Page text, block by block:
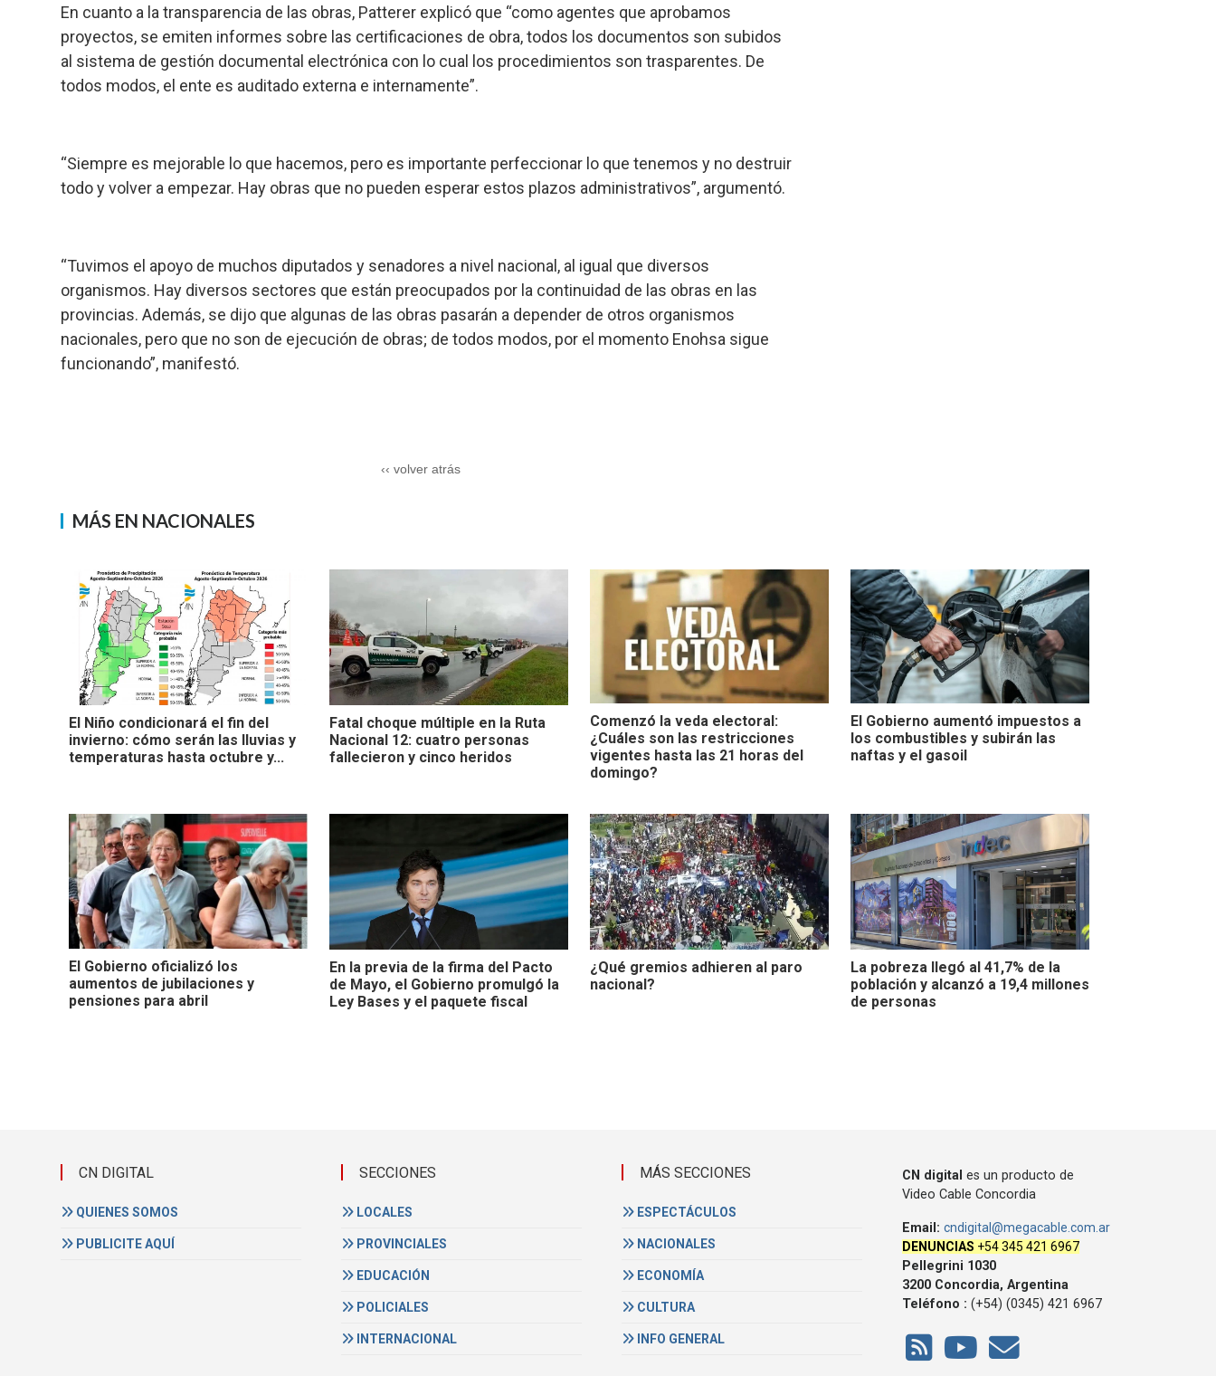
En cuanto a la transparencia de las obras, Patterer explicó que “como agentes que aprobamos
proyectos, se emiten informes sobre las certificaciones de obra, todos los documentos son subidos
al sistema de gestión documental electrónica con lo cual los procedimientos son trasparentes. De
todos modos, el ente es auditado externa e internamente”.
“Siempre es mejorable lo que hacemos, pero es importante perfeccionar lo que tenemos y no destruir
todo y volver a empezar. Hay obras que no pueden esperar estos plazos administrativos”, argumentó.
“Tuvimos el apoyo de muchos diputados y senadores a nivel nacional, al igual que diversos
organismos. Hay diversos sectores que están preocupados por la continuidad de las obras en las
provincias. Además, se dijo que algunas de las obras pasarán a depender de otros organismos
nacionales, pero que no son de ejecución de obras; de todos modos, por el momento Enohsa sigue
funcionando”, manifestó.
‹‹ volver atrás
MÁS EN NACIONALES
El Niño condicionará el fin del
invierno: cómo serán las lluvias y
temperaturas hasta octubre y...
Fatal choque múltiple en la Ruta
Nacional 12: cuatro personas
fallecieron y cinco heridos
Comenzó la veda electoral:
¿Cuáles son las restricciones
vigentes hasta las 21 horas del
domingo?
El Gobierno aumentó impuestos a
los combustibles y subirán las
naftas y el gasoil
El Gobierno oficializó los
aumentos de jubilaciones y
pensiones para abril
En la previa de la firma del Pacto
de Mayo, el Gobierno promulgó la
Ley Bases y el paquete fiscal
¿Qué gremios adhieren al paro
nacional?
La pobreza llegó al 41,7% de la
población y alcanzó a 19,4 millones
de personas
CN DIGITAL
QUIENES SOMOS
PUBLICITE AQUÍ
SECCIONES
LOCALES
PROVINCIALES
EDUCACIÓN
POLICIALES
INTERNACIONAL
MÁS SECCIONES
ESPECTÁCULOS
NACIONALES
ECONOMÍA
CULTURA
INFO GENERAL
CN digital es un producto de
Video Cable Concordia
Email: cndigital@megacable.com.ar
DENUNCIAS +54 345 421 6967
Pellegrini 1030
3200 Concordia, Argentina
Teléfono : (+54) (0345) 421 6967